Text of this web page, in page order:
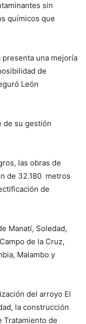
sin
químicos que
una mejoría
de
León
de su gestión
las obras de
de 32.180 metros
de
Manatí, Soledad,
de la Cruz,
Malambo y
del arroyo El
la construcción
Tratamiento de